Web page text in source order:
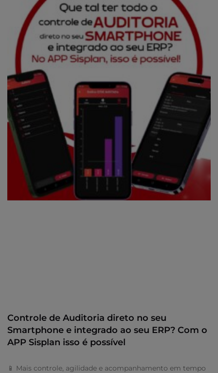
Controle de Auditoria direto no seu
Smartphone e integrado ao seu ERP? Com o
APP Sisplan isso é possível
📱 Mais controle, agilidade e acompanhamento em tempo